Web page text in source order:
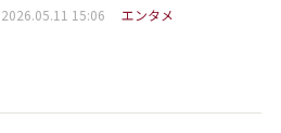
2026.05.11 15:06 エンタメ